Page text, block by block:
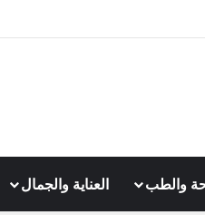
والطب العناية والجمال